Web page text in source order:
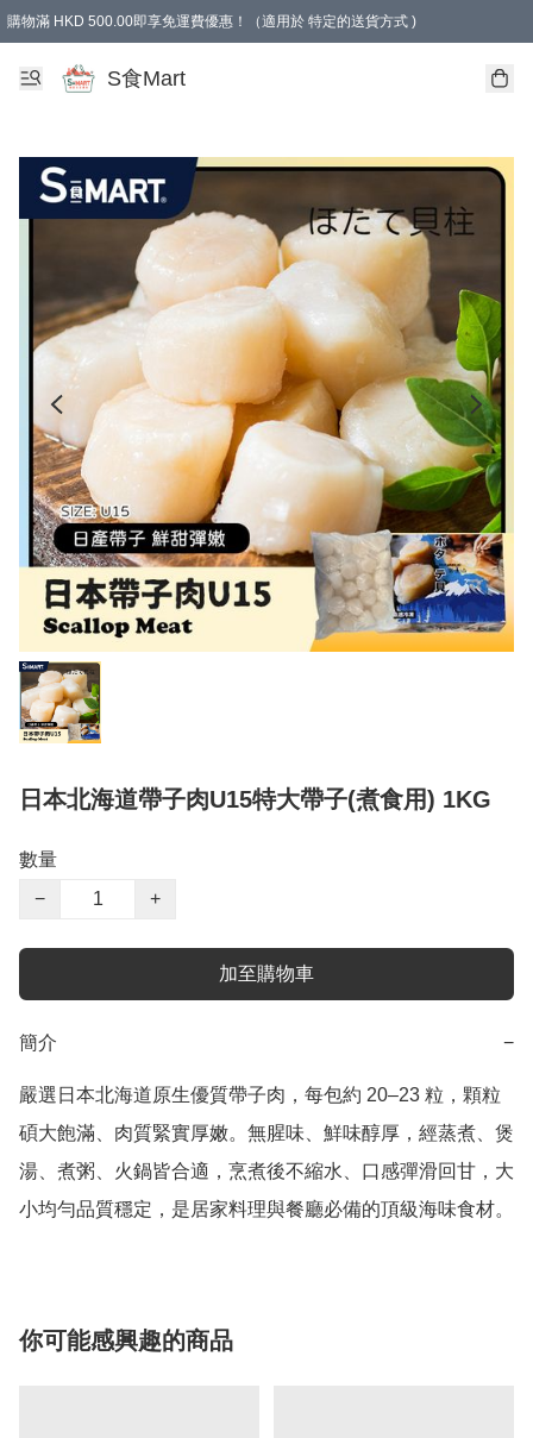
購物滿 HKD 500.00即享免運費優惠！（適用於 特定的送貨方式 )
S食Mart
日本北海道帶子肉U15特大帶子(煮食用) 1KG
數量
−
+
加至購物車
簡介 −
嚴選日本北海道原生優質帶子肉，每包約 20–23 粒，顆粒
碩大飽滿、肉質緊實厚嫩。無腥味、鮮味醇厚，經蒸煮、煲
湯、煮粥、火鍋皆合適，烹煮後不縮水、口感彈滑回甘，大
你可能感興趣的商品